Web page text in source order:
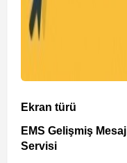
Ekran türü
EMS Gelişmiş Mesaj
Servisi